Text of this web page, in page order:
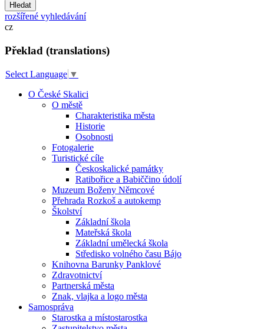
Hledat
rozšířené vyhledávání
cz
Překlad (translations)
Select Language ▼
O České Skalici
O městě
Charakteristika města
Historie
Osobnosti
Fotogalerie
Turistické cíle
Českoskalické památky
Ratibořice a Babiččino údolí
Muzeum Boženy Němcové
Přehrada Rozkoš a autokemp
Školství
Základní škola
Mateřská škola
Základní umělecká škola
Středisko volného času Bájo
Knihovna Barunky Panklové
Zdravotnictví
Partnerská města
Znak, vlajka a logo města
Samospráva
Starostka a místostarostka